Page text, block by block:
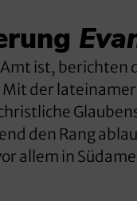
ist,
der
den Rang
allem in